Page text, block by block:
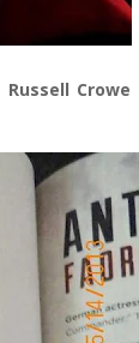
Russell Crowe